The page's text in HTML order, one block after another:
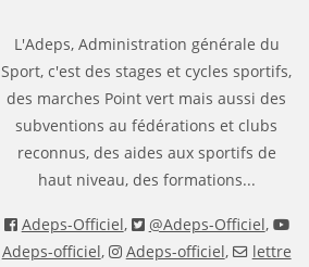
L'Adeps, Administration générale du
Sport, c'est des stages et cycles sportifs,
des marches Point vert mais aussi des
subventions au fédérations et clubs
reconnus, des aides aux sportifs de
haut niveau, des formations...
Adeps-Officiel, @Adeps-Officiel,
Adeps-officiel, Adeps-officiel,
lettre